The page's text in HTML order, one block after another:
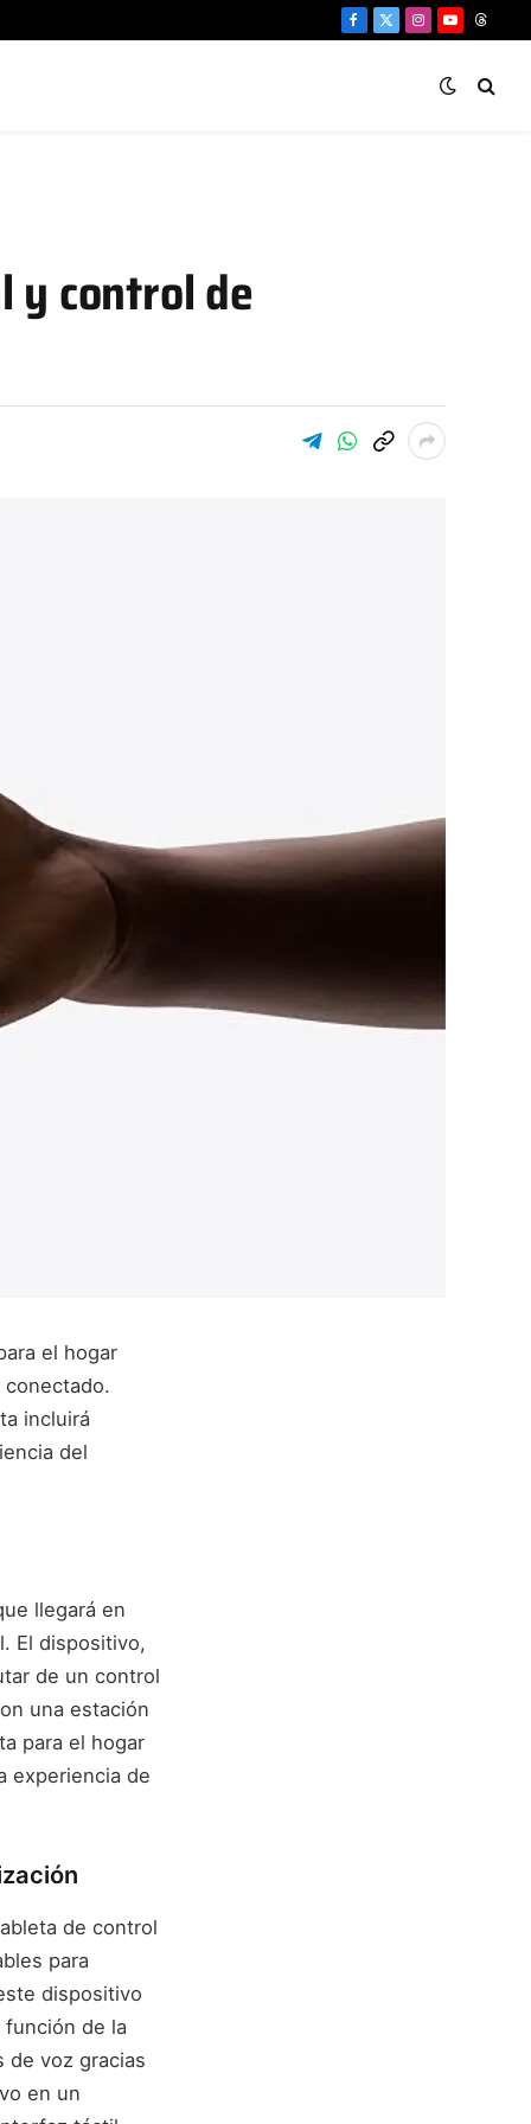
Facebook
X
Instagram
YouTube
y control de
el hogar
incluirá
del
llegará en
El dispositivo,
de un control
una estación
para el hogar
experiencia de
de control
para
dispositivo
de la
de voz gracias
en un